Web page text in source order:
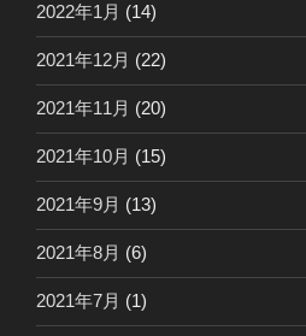
2022年1月 (14)
2021年12月 (22)
2021年11月 (20)
2021年10月 (15)
2021年9月 (13)
2021年8月 (6)
2021年7月 (1)